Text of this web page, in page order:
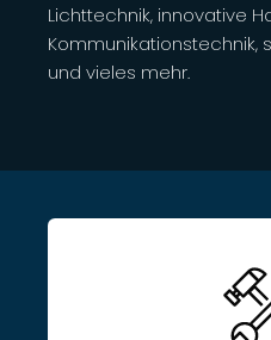
Lichttechnik, innovative
Kommunikationstechnik,
und vieles mehr.